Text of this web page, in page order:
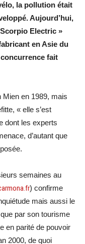
la pollution était
Aujourd’hui,
Electric »
en Asie du
fait
en 1989, mais
« elle s’est
dont les experts
d’autant que
semaines au
) confirme
mais aussi le
par son tourisme
en parité de pouvoir
2000, de quoi